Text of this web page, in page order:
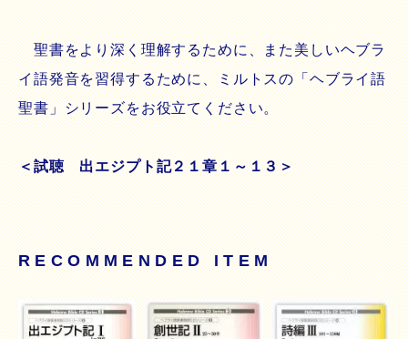
聖書をより深く理解するために、また美しいヘブラ
イ語発音を習得するために、ミルトスの「ヘブライ語
聖書」シリーズをお役立てください。
＜試聴 出エジプト記２１章１～１３＞
RECOMMENDED ITEM